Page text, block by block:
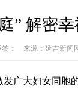
” 解密
： 来源： 延吉新闻
大妇女同胞